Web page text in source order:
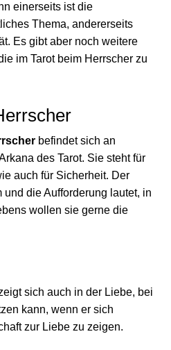
einerseits ist die
Thema, andererseits
Es gibt aber noch weitere
im Tarot beim Herrscher zu
befindet sich an
des Tarot. Sie steht für
auch für Sicherheit. Der
und die Aufforderung lautet, in
wollen sie gerne die
sich auch in der Liebe, bei
kann, wenn er sich
zur Liebe zu zeigen.